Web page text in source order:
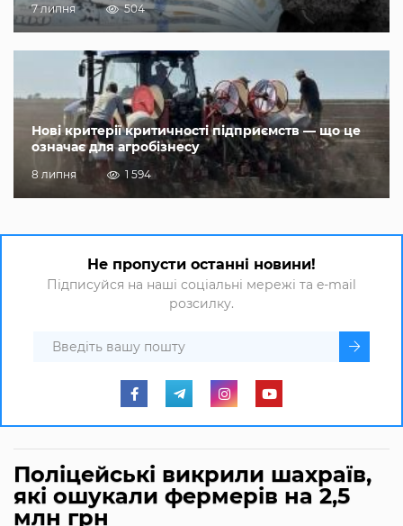
7 липня 504
Нові критерії критичності підприємств — що це
означає для агробізнесу
8 липня 1 594
Не пропусти останні новини!
Підписуйся на наші соціальні мережі та e-mail
розсилку.
Поліцейські викрили шахраїв,
які ошукали фермерів на 2,5
млн грн